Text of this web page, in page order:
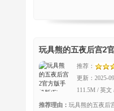
玩具熊的五夜后宫2
(Five Nights at
推荐：
更新： 2025-
111.5M / 英文
推荐理由： 玩具熊的五夜后